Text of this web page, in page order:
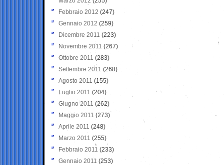
Febbraio 2012 (247)
Gennaio 2012 (259)
Dicembre 2011 (223)
Novembre 2011 (267)
Ottobre 2011 (283)
Settembre 2011 (268)
Agosto 2011 (155)
Luglio 2011 (204)
Giugno 2011 (262)
Maggio 2011 (273)
Aprile 2011 (248)
Marzo 2011 (255)
Febbraio 2011 (233)
Gennaio 2011 (253)